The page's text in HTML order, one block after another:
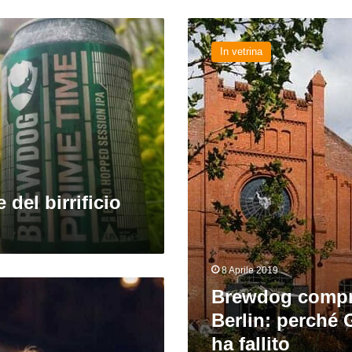
del birrificio
Brewdog
compra
Stone
Berlin:
perché
Greg
Koch
ha
fallito
In vetrina
8 Aprile 2019
Brewdog
Berlin: perché
ha fallito